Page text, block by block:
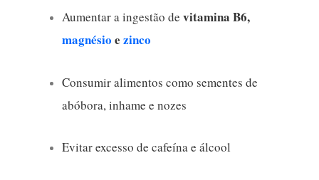
Aumentar a ingestão devitamina B6,
magnésio ezinco
Consumir alimentos como sementes de
abóbora, inhame e nozes
Evitar excesso de cafeína e álcool